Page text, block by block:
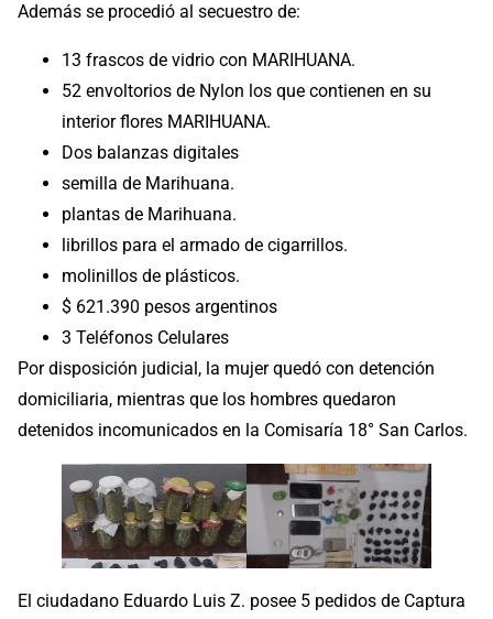
Además se procedió al secuestro de:
13 frascos de vidrio con MARIHUANA.
52 envoltorios de Nylon los que contienen en su
interior flores MARIHUANA.
Dos balanzas digitales
semilla de Marihuana.
plantas de Marihuana.
librillos para el armado de cigarrillos.
molinillos de plásticos.
$ 621.390 pesos argentinos
3 Teléfonos Celulares
Por disposición judicial, la mujer quedó con detención
domiciliaria, mientras que los hombres quedaron
detenidos incomunicados en la Comisaría 18° San Carlos.
El ciudadano Eduardo Luis Z. posee 5 pedidos de Captura